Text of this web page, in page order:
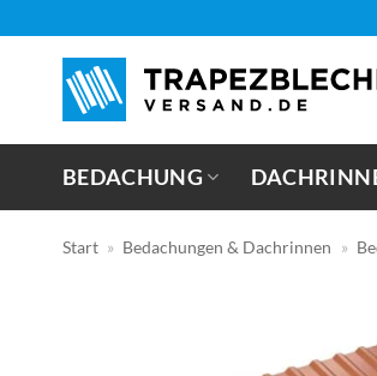
springen
BEDACHUNG
Start » Bedachungen & Dachrinnen »